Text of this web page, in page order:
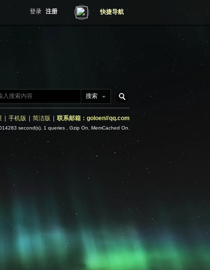
快捷导航
登录 注册
搜索
索
手机版 简洁版 联系邮箱：goloen#qq.com
second(s), 1 queries , Gzip On, MemCached On.